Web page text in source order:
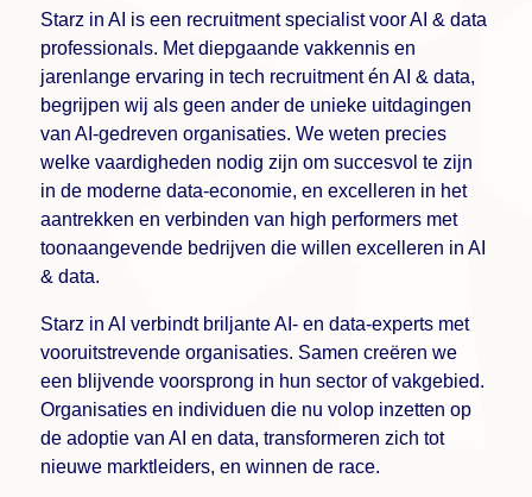
Starz in AI is een recruitment specialist voor AI & data
professionals. Met diepgaande vakkennis en
jarenlange ervaring in tech recruitment én AI & data,
begrijpen wij als geen ander de unieke uitdagingen
van AI-gedreven organisaties. We weten precies
welke vaardigheden nodig zijn om succesvol te zijn
in de moderne data-economie, en excelleren in het
aantrekken en verbinden van high performers met
toonaangevende bedrijven die willen excelleren in AI
& data.
Starz in AI verbindt briljante AI- en data-experts met
vooruitstrevende organisaties. Samen creëren we
een blijvende voorsprong in hun sector of vakgebied.
Organisaties en individuen die nu volop inzetten op
de adoptie van AI en data, transformeren zich tot
nieuwe marktleiders, en winnen de race.